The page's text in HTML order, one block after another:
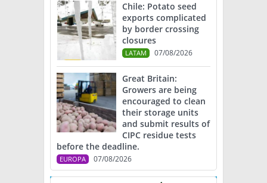
Chile: Potato seed
exports complicated
by border crossing
closures
LATAM 07/08/2026
Great Britain:
Growers are being
encouraged to clean
their storage units
and submit results of
CIPC residue tests
before the deadline.
EUROPA 07/08/2026